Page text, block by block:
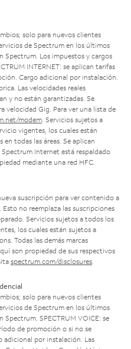
solo para nuevos clientes
de Spectrum en los últimos
Spectrum. Los impuestos y cargos
INTERNET: se aplican tarifas
Cargo adicional por instalación.
Las velocidades reales
y no están garantizadas. Se
velocidad Gig. Para ver una lista de
modem . Servicios sujetos a
vigentes, los cuales están
todas las áreas. Se aplican
Internet está respaldado
mediante una red HFC.
suscripción para ver contenido a
no reemplaza las suscripciones
Servicios sujetos a todos los
los cuales están sujetos a
Todas las demás marcas
son propiedad de sus respectivos
spectrum.com/disclosures
solo para nuevos clientes
de Spectrum en los últimos
SPECTRUM VOICE: se
de promoción o si no se
adicional por instalación. Las